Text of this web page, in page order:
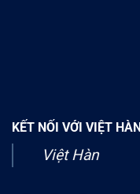
KẾT NỐI VỚI VIỆT HÀN
Việt Hàn